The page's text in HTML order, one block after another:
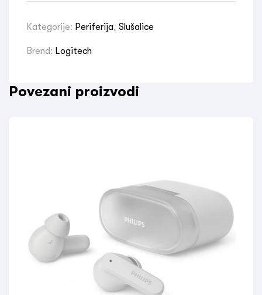
Kategorije: Periferija, Slušalice
Brend: Logitech
Povezani proizvodi